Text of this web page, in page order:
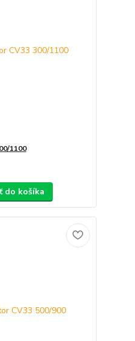
1100
do košíka